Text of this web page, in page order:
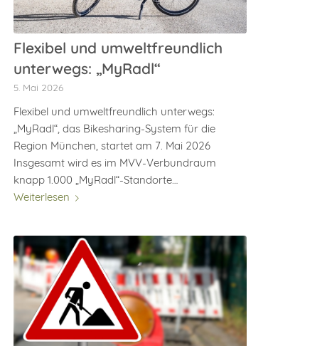
Flexibel und umweltfreundlich
unterwegs: „MyRadl“
5. Mai 2026
Flexibel und umweltfreundlich unterwegs:
„MyRadl“, das Bikesharing-System für die
Region München, startet am 7. Mai 2026
Insgesamt wird es im MVV-Verbundraum
knapp 1.000 „MyRadl“-Standorte…
Weiterlesen